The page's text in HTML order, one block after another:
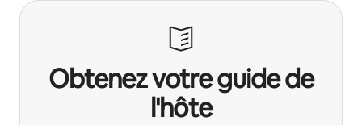
Obtenez votre guide de
l'hôte